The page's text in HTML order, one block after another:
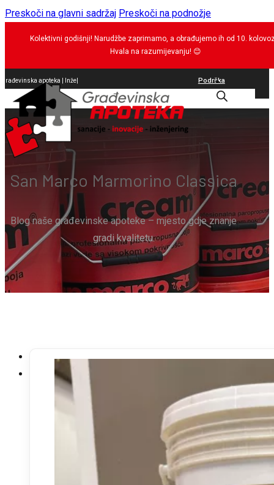
Preskoči na glavni sadržaj Preskoči na podnožje
Kolektivni godišnji! Narudžbe zaprimamo, a obrađujemo ih od 10.
Hvala na razumijevanju! 😊
Građevinska apoteka | brtvil Podrška
San Marco Marmorino Classica
Blog naše građevinske apoteke – mjesto gdje znanje
gradi kvalitetu.